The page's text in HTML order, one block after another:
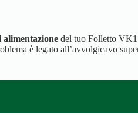
alimentazione del tuo Folletto
è legato all’avvolgicavo